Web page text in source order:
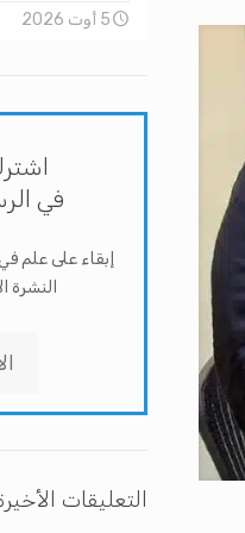
5 أوت 2026
في
إبقاء على علم
النشرة
التعليقات